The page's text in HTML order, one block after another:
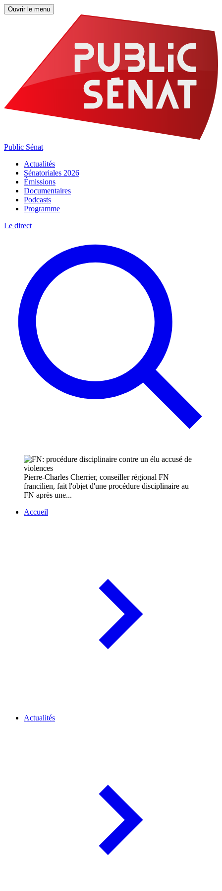
Ouvrir le menu
Public Sénat
Actualités
Sénatoriales 2026
Émissions
Documentaires
Podcasts
Programme
Le direct
Pierre-Charles Cherrier, conseiller régional FN
francilien, fait l'objet d'une procédure disciplinaire au
FN après une...
Accueil
Actualités